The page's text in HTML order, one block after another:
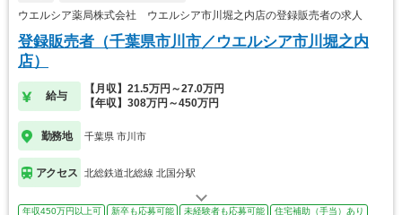
ウエルシア薬局株式会社 ウエルシア市川堀之内店の登録販売者の求人
登録販売者（千葉県市川市／ウエルシア市川堀之内
店）
給与
【月収】21.5万円～27.0万円
【年収】308万円～450万円
勤務地 千葉県 市川市
アクセス 北総鉄道北総線 北国分駅
年収450万円以上可 新卒も応募可能 未経験者も応募可能
住宅補助（手当）あり